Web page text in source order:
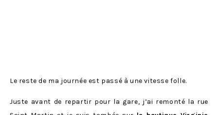
Le reste de ma journée est passé à une vitesse folle.
Juste avant de repartir pour la gare, j’ai remonté la rue